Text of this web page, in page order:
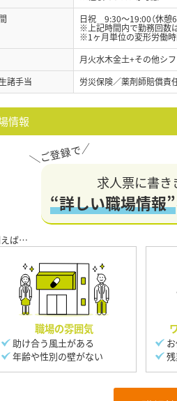
日祝 9:30～19:00（休憩
※上記時間内で勤務回数
※1ヶ月単位の変形労働
月火水木金土+その他シフ
諸手当
労災保険／薬剤師賠償責
情報
求人票に書き
“詳しい職場情報”
職場の雰囲気
助け合う風土がある
年齢や性別の壁がない